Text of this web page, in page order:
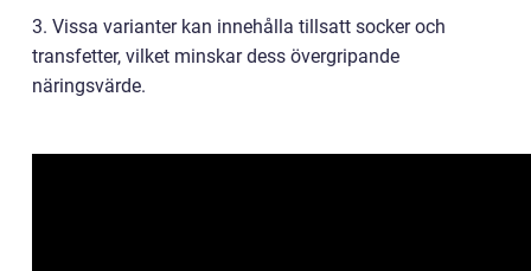
3. Vissa varianter kan innehålla tillsatt socker och
transfetter, vilket minskar dess övergripande
näringsvärde.